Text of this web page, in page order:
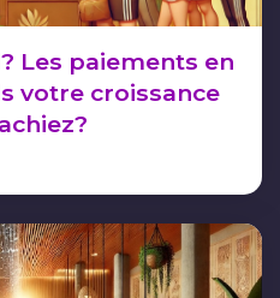
Les paiements en
votre croissance